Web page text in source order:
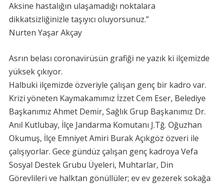
Aksine hastalığın ulaşamadığı noktalara
dikkatsizliğinizle taşıyıcı oluyorsunuz.”
Nurten Yaşar Akçay
Asrın belası coronavirüsün grafiği ne yazık ki ilçemizde
yüksek çıkıyor.
Halbuki ilçemizde özveriyle çalışan genç bir kadro var.
Krizi yöneten Kaymakamımız İzzet Cem Eser, Belediye
Başkanımız Ahmet Demir, Sağlık Grup Başkanımız Dr.
Anıl Kutlubay, İlçe Jandarma Komutanı J.Tğ. Oğuzhan
Okumuş, İlçe Emniyet Amiri Burak Açıkgöz özveri ile
çalışıyorlar. Gece gündüz çalışan genç kadroya Vefa
Sosyal Destek Grubu Üyeleri, Muhtarlar, Din
Görevlileri ve halktan gönüllüler; ev ev gezerek sokağa